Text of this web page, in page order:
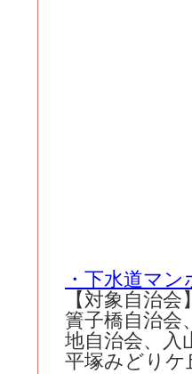
・下水道マ
【対象自治会
簀子橋自治会
地自治会、入
平塚みどりケ